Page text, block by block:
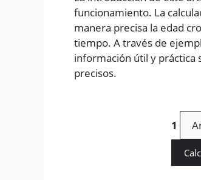
funcionamiento. La
manera precisa la edad
tiempo. A través de
información útil y práctica
precisos.
1